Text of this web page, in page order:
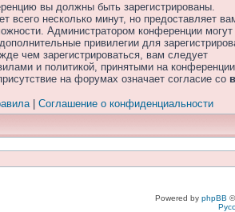
вы должны быть зарегистрированы.
всего несколько минут, но предоставляет
Администратором конференции
привилегии для
чем зарегистрироваться, вам следует
и политикой, принятыми на
на форумах означает согласие со
| Соглашение о конфиденциальности
Powered by phpBB